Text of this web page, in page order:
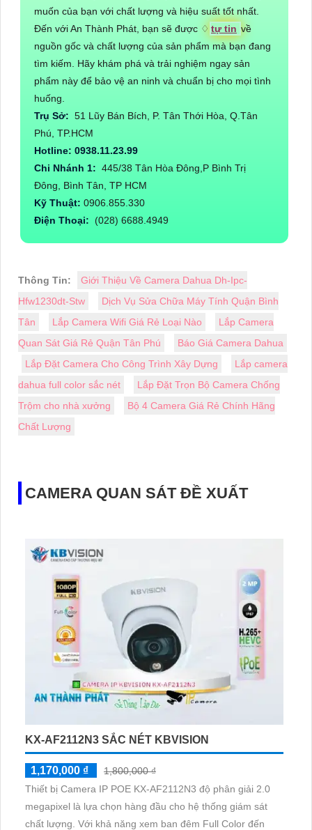
muốn của bạn với chất lượng và hiệu suất tốt nhất.
Đến với An Thành Phát, bạn sẽ được ♢ tự tin về
nguồn gốc và chất lượng của sản phẩm mà bạn đang
tìm kiếm. Hãy khám phá và trải nghiệm ngay sản
phẩm này để bảo vệ an ninh và chuẩn bị cho mọi tình
huống.
Trụ Sở: 51 Lũy Bán Bích, P. Tân Thới Hòa, Q.Tân
Phú, TP.HCM
Hotline: 0938.11.23.99
Chi Nhánh 1: 445/38 Tân Hòa Đông,P Bình Trị
Đông, Bình Tân, TP HCM
Kỹ Thuật: 0906.855.330
Điện Thoại: (028) 6688.4949
Thông Tin:
Giới Thiệu Về Camera Dahua Dh-Ipc-
Hfw1230dt-Stw
Dịch Vụ Sửa Chữa Máy Tính Quận Bình
Tân
Lắp Camera Wifi Giá Rẻ Loại Nào
Lắp Camera
Quan Sát Giá Rẻ Quận Tân Phú
Báo Giá Camera Dahua
Lắp Đặt Camera Cho Công Trình Xây Dựng
Lắp camera
dahua full color sắc nét
Lắp Đặt Trọn Bộ Camera Chống
Trộm cho nhà xưởng
Bộ 4 Camera Giá Rẻ Chính Hãng
Chất Lượng
CAMERA QUAN SÁT ĐỀ XUẤT
KX-AF2112N3 SẮC NÉT KBVISION
1,170,000 ₫
1,800,000 ₫
Thiết bị Camera IP POE KX-AF2112N3 độ phân giải 2.0
megapixel là lựa chọn hàng đầu cho hệ thống giám sát
chất lượng. Với khả năng xem ban đêm Full Color đến